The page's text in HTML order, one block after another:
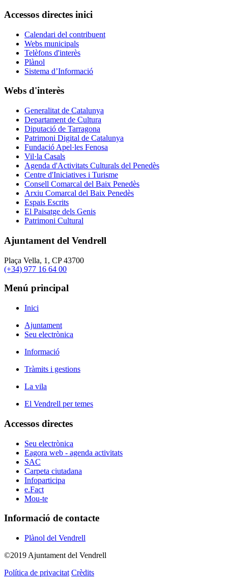
Accessos directes inici
Calendari del contribuent
Webs municipals
Telèfons d'interès
Plànol
Sistema d’Informació
Webs d'interès
Generalitat de Catalunya
Departament de Cultura
Diputació de Tarragona
Patrimoni Digital de Catalunya
Fundació Apel·les Fenosa
Vil·la Casals
Agenda d'Activitats Culturals del Penedès
Centre d'Iniciatives i Turisme
Consell Comarcal del Baix Penedès
Arxiu Comarcal del Baix Penedès
Espais Escrits
El Paisatge dels Genis
Patrimoni Cultural
Ajuntament del Vendrell
Plaça Vella, 1, CP 43700
(+34) 977 16 64 00
Menú principal
Inici
Ajuntament
Seu electrònica
Informació
Tràmits i gestions
La vila
El Vendrell per temes
Accessos directes
Seu electrònica
Eagora web - agenda activitats
SAC
Carpeta ciutadana
Infoparticipa
e.Fact
Mou-te
Informació de contacte
Plànol del Vendrell
©2019 Ajuntament del Vendrell
Política de privacitat Crèdits